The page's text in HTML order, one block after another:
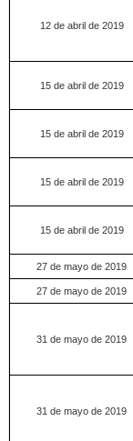
12 de abril de 2019
15 de abril de 2019
15 de abril de 2019
15 de abril de 2019
15 de abril de 2019
27 de mayo de 2019
27 de mayo de 2019
31 de mayo de 2019
31 de mayo de 2019